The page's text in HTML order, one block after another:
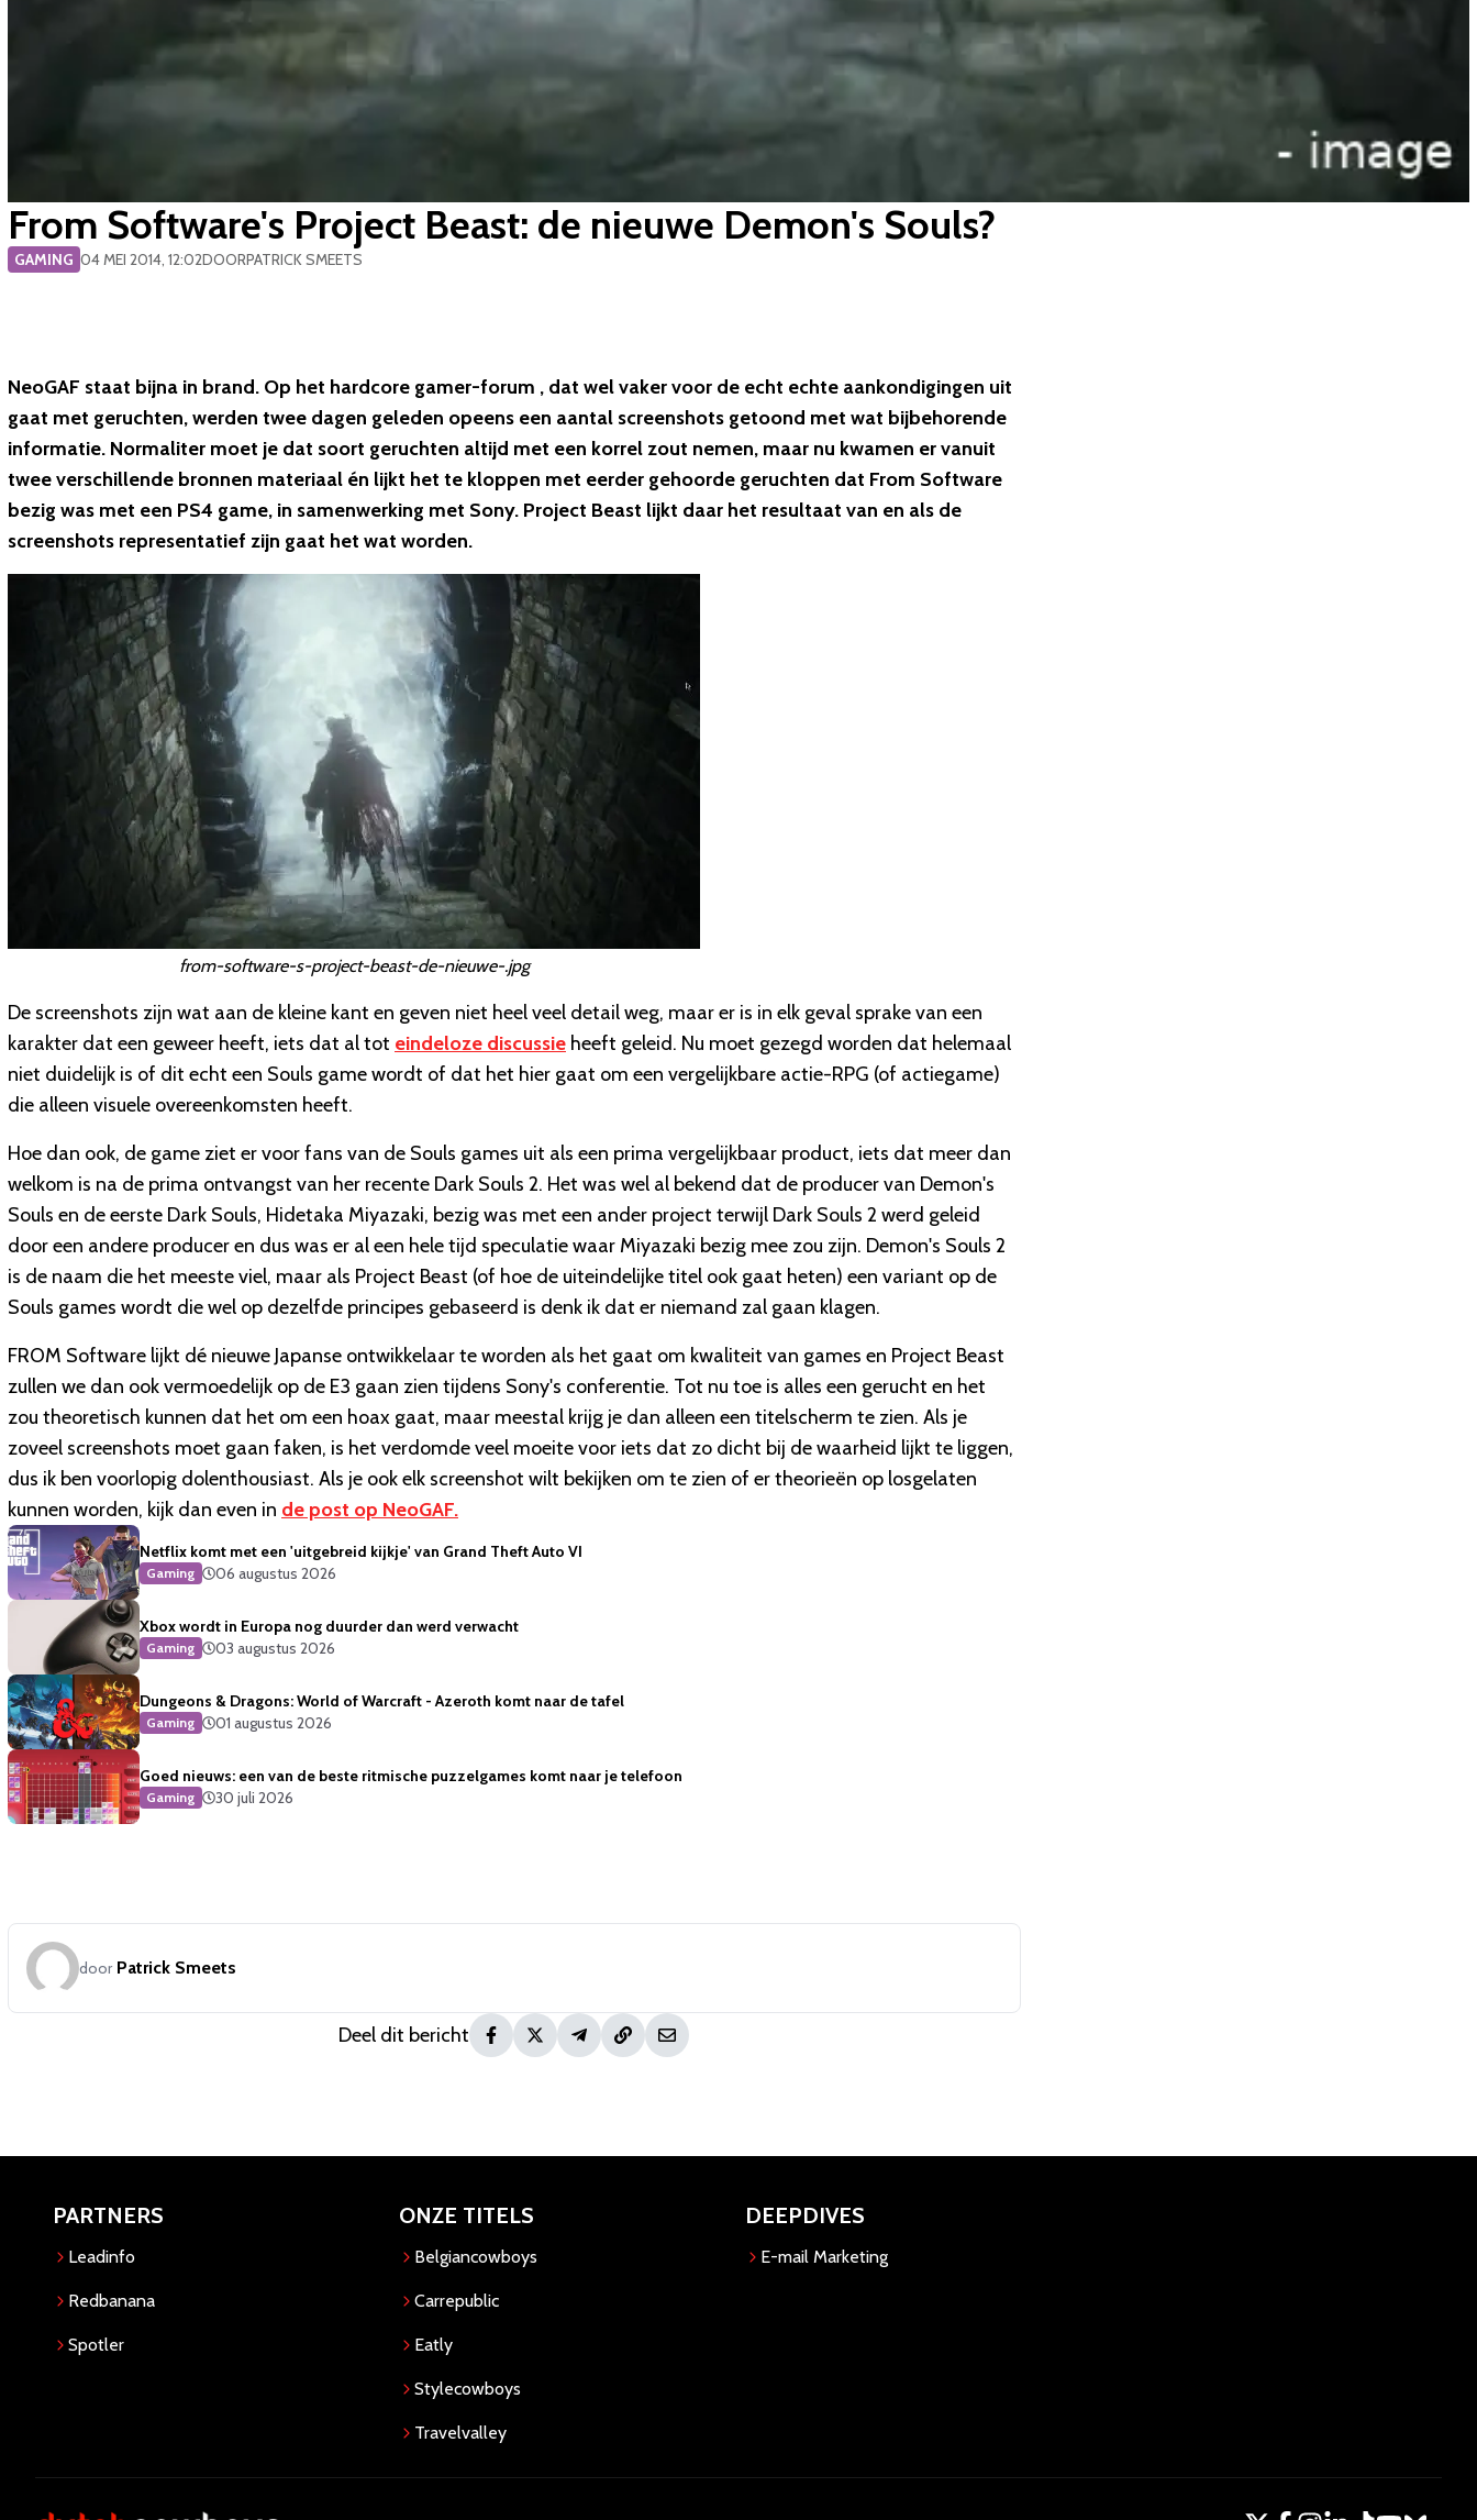
From Software's Project Beast: de nieuwe Demon's Souls?
GAMING 04 MEI 2014, 12:02DOORPATRICK SMEETS
NeoGAF staat bijna in brand. Op het hardcore gamer-forum , dat wel vaker voor de echt echte aankondigingen uit
gaat met geruchten, werden twee dagen geleden opeens een aantal screenshots getoond met wat bijbehorende
informatie. Normaliter moet je dat soort geruchten altijd met een korrel zout nemen, maar nu kwamen er vanuit
twee verschillende bronnen materiaal én lijkt het te kloppen met eerder gehoorde geruchten dat From Software
bezig was met een PS4 game, in samenwerking met Sony. Project Beast lijkt daar het resultaat van en als de
screenshots representatief zijn gaat het wat worden.
from-software-s-project-beast-de-nieuwe-.jpg
De screenshots zijn wat aan de kleine kant en geven niet heel veel detail weg, maar er is in elk geval sprake van een
karakter dat een geweer heeft, iets dat al tot eindeloze discussie heeft geleid. Nu moet gezegd worden dat helemaal
niet duidelijk is of dit echt een Souls game wordt of dat het hier gaat om een vergelijkbare actie-RPG (of actiegame)
die alleen visuele overeenkomsten heeft.
Hoe dan ook, de game ziet er voor fans van de Souls games uit als een prima vergelijkbaar product, iets dat meer dan
welkom is na de prima ontvangst van her recente Dark Souls 2. Het was wel al bekend dat de producer van Demon's
Souls en de eerste Dark Souls, Hidetaka Miyazaki, bezig was met een ander project terwijl Dark Souls 2 werd geleid
door een andere producer en dus was er al een hele tijd speculatie waar Miyazaki bezig mee zou zijn. Demon's Souls 2
is de naam die het meeste viel, maar als Project Beast (of hoe de uiteindelijke titel ook gaat heten) een variant op de
Souls games wordt die wel op dezelfde principes gebaseerd is denk ik dat er niemand zal gaan klagen.
FROM Software lijkt dé nieuwe Japanse ontwikkelaar te worden als het gaat om kwaliteit van games en Project Beast
zullen we dan ook vermoedelijk op de E3 gaan zien tijdens Sony's conferentie. Tot nu toe is alles een gerucht en het
zou theoretisch kunnen dat het om een hoax gaat, maar meestal krijg je dan alleen een titelscherm te zien. Als je
zoveel screenshots moet gaan faken, is het verdomde veel moeite voor iets dat zo dicht bij de waarheid lijkt te liggen,
dus ik ben voorlopig dolenthousiast. Als je ook elk screenshot wilt bekijken om te zien of er theorieën op losgelaten
kunnen worden, kijk dan even in de post op NeoGAF.
Netflix komt met een 'uitgebreid kijkje' van Grand Theft Auto VI
Gaming 06 augustus 2026
Xbox wordt in Europa nog duurder dan werd verwacht
Gaming 03 augustus 2026
Dungeons & Dragons: World of Warcraft - Azeroth komt naar de tafel
Gaming 01 augustus 2026
Goed nieuws: een van de beste ritmische puzzelgames komt naar je telefoon
Gaming 30 juli 2026
door Patrick Smeets
Deel dit bericht
PARTNERS
Leadinfo
Redbanana
Spotler
ONZE TITELS
Belgiancowboys
Carrepublic
Eatly
Stylecowboys
Travelvalley
DEEPDIVES
E-mail Marketing